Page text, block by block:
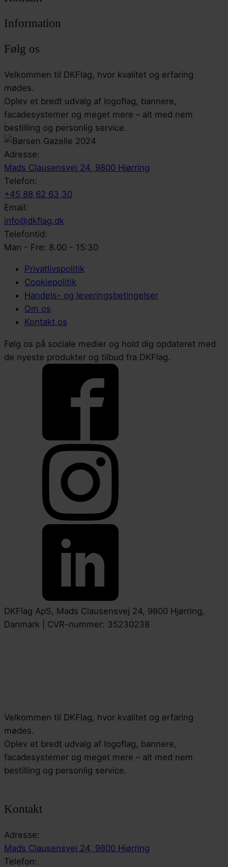
Information
Følg os
Velkommen til DKFlag, hvor kvalitet og erfaring
mødes.
Oplev et bredt udvalg af logoflag, bannere,
facadesystemer og meget mere – alt med nem
bestilling og personlig service.
Adresse:
Mads Clausensvej 24, 9800 Hjørring
Telefon:
+45 88 62 63 30
Email:
info@dkflag.dk
Telefontid:
Man - Fre: 8.00 - 15:30
Privatlivspolitik
Cookiepolitik
Handels- og leveringsbetingelser
Om os
Kontakt os
Følg os på sociale medier og hold dig opdateret med
de nyeste produkter og tilbud fra DKFlag.
DKFlag ApS, Mads Clausensvej 24, 9800 Hjørring,
Danmark | CVR-nummer: 35230238
Velkommen til DKFlag, hvor kvalitet og erfaring
mødes.
Oplev et bredt udvalg af logoflag, bannere,
facadesystemer og meget mere – alt med nem
bestilling og personlig service.
Kontakt
Adresse:
Mads Clausensvej 24, 9800 Hjørring
Telefon: